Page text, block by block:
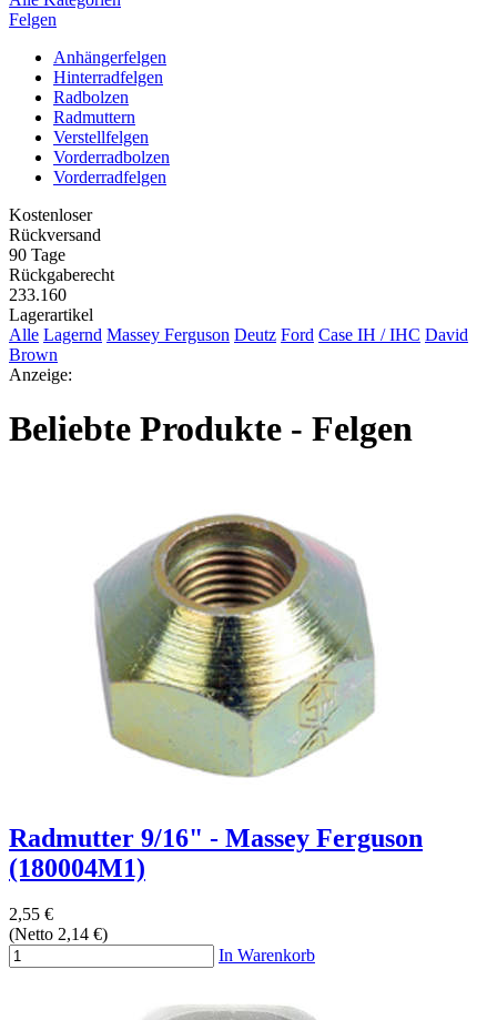
Felgen
Anhängerfelgen
Hinterradfelgen
Radbolzen
Radmuttern
Verstellfelgen
Vorderradbolzen
Vorderradfelgen
Kostenloser
Rückversand
90 Tage
Rückgaberecht
233.160
Lagerartikel
Alle Lagernd Massey Ferguson Deutz Ford Case IH / IHC David
Brown
Anzeige:
Beliebte Produkte - Felgen
Radmutter 9/16" - Massey Ferguson
(180004M1)
2,55 €
(Netto 2,14 €)
In Warenkorb